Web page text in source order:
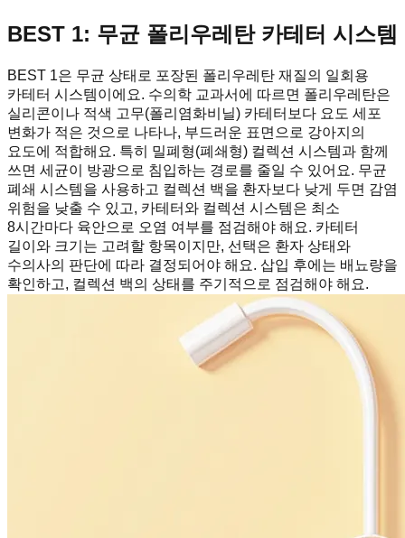
BEST 1: 무균 폴리우레탄 카테터 시스템
BEST 1은 무균 상태로 포장된 폴리우레탄 재질의 일회용
카테터 시스템이에요. 수의학 교과서에 따르면 폴리우레탄은
실리콘이나 적색 고무(폴리염화비닐) 카테터보다 요도 세포
변화가 적은 것으로 나타나, 부드러운 표면으로 강아지의
요도에 적합해요. 특히 밀폐형(폐쇄형) 컬렉션 시스템과 함께
쓰면 세균이 방광으로 침입하는 경로를 줄일 수 있어요. 무균
폐쇄 시스템을 사용하고 컬렉션 백을 환자보다 낮게 두면 감염
위험을 낮출 수 있고, 카테터와 컬렉션 시스템은 최소
8시간마다 육안으로 오염 여부를 점검해야 해요. 카테터
길이와 크기는 고려할 항목이지만, 선택은 환자 상태와
수의사의 판단에 따라 결정되어야 해요. 삽입 후에는 배뇨량을
확인하고, 컬렉션 백의 상태를 주기적으로 점검해야 해요.